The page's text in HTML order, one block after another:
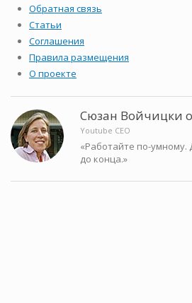
Обратная связь
Статьи
Соглашения
Правила размещения
О проекте
Сюзан Войчицки
Youtube CEO
«Работайте по-умному.
до конца.»